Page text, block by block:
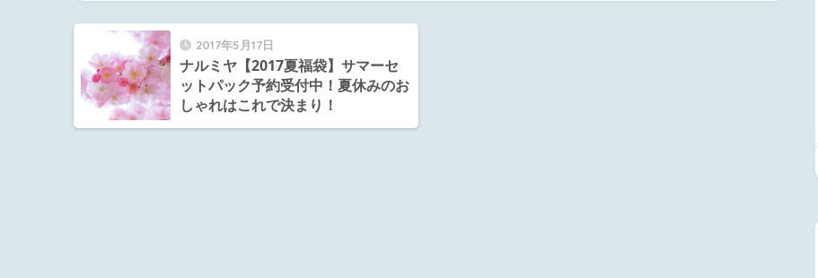
2017年5月17日
ナルミヤ【2017夏福袋】サマーセ
ットパック予約受付中！夏休みのお
しゃれはこれで決まり！